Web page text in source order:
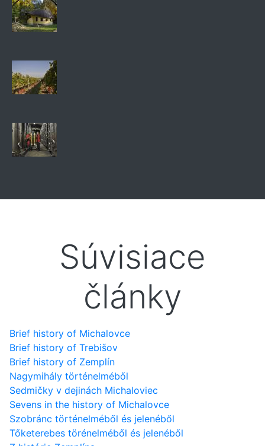
Súvisiace
články
Brief history of Michalovce
Brief history of Trebišov
Brief history of Zemplín
Nagymihály történelméből
Sedmičky v dejinách Michaloviec
Sevens in the history of Michalovce
Szobránc történelméből és jelenéből
Tőketerebes törénelméből és jelenéből